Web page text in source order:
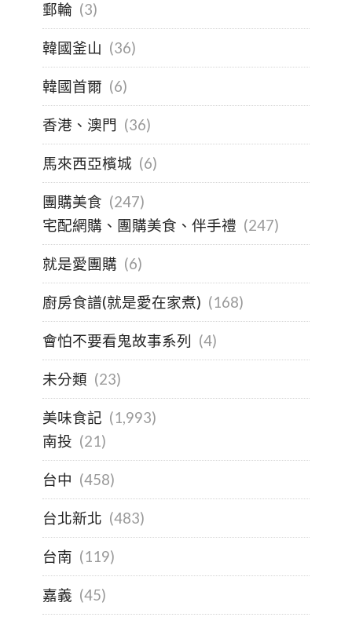
郵輪 (3)
韓國釜山 (36)
韓國首爾 (6)
香港、澳門 (36)
馬來西亞檳城 (6)
團購美食 (247)
宅配網購、團購美食、伴手禮 (247)
就是愛團購 (6)
廚房食譜(就是愛在家煮) (168)
會怕不要看鬼故事系列 (4)
未分類 (23)
美味食記 (1,993)
南投 (21)
台中 (458)
台北新北 (483)
台南 (119)
嘉義 (45)